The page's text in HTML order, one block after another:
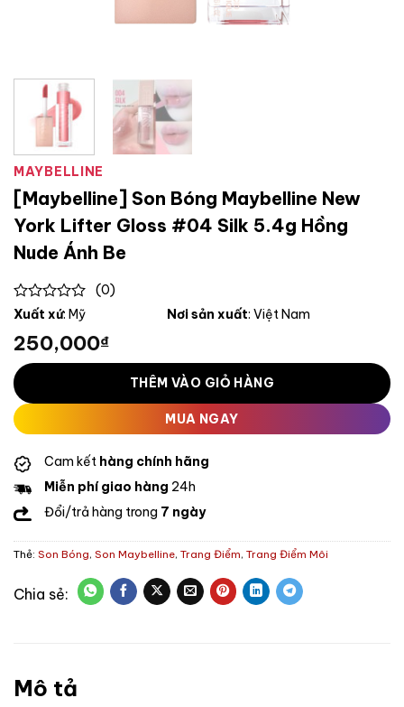
MAYBELLINE
[Maybelline] Son Bóng Maybelline New
York Lifter Gloss #04 Silk 5.4g Hồng
Nude Ánh Be
0
of
5
(0)
Xuất xứ: Mỹ Nơi sản xuất: Việt Nam
250,000₫
THÊM VÀO GIỎ HÀNG
MUA NGAY
Cam kết hàng chính hãng
Miễn phí giao hàng 24h
Đổi/trả hàng trong 7 ngày
Thẻ: Son Bóng, Son Maybelline, Trang Điểm, Trang Điểm Môi
Mô tả